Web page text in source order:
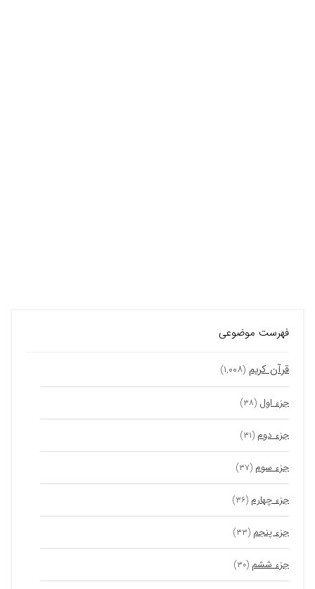
فهرست موضوعی
قرآن کریم (۱,۰۰۸)
جزء اول (۳۸)
جزء دوم (۳۱)
جزء سوم (۳۷)
جزء چهارم (۳۶)
جزء پنجم (۳۳)
جزء ششم (۳۰)